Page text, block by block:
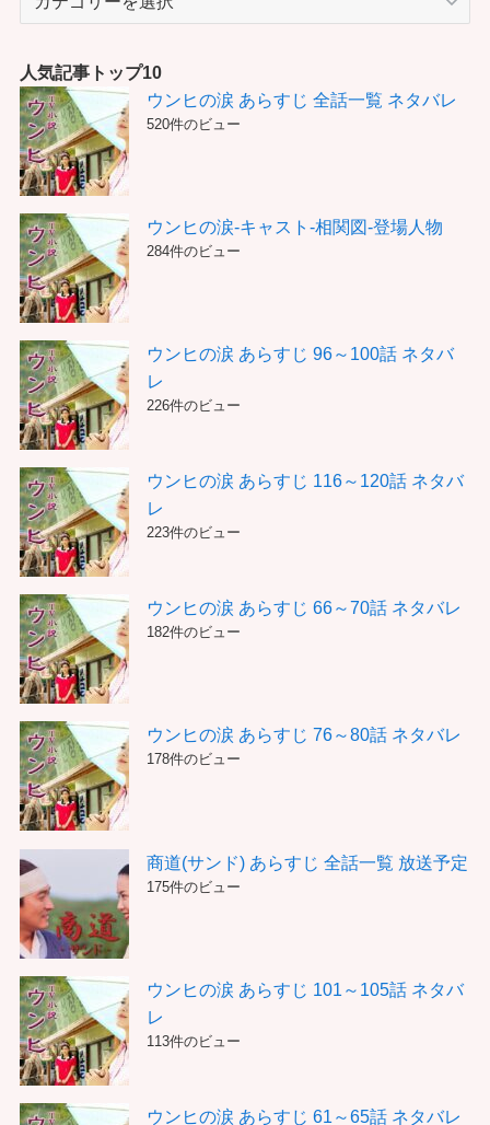
リ
ー
人気記事トップ10
ウンヒの涙 あらすじ 全話一覧 ネタバレ
520件のビュー
ウンヒの涙-キャスト-相関図-登場人物
284件のビュー
ウンヒの涙 あらすじ 96～100話 ネタバ
レ
226件のビュー
ウンヒの涙 あらすじ 116～120話 ネタバ
レ
223件のビュー
ウンヒの涙 あらすじ 66～70話 ネタバレ
182件のビュー
ウンヒの涙 あらすじ 76～80話 ネタバレ
178件のビュー
商道(サンド) あらすじ 全話一覧 放送予定
175件のビュー
ウンヒの涙 あらすじ 101～105話 ネタバ
レ
113件のビュー
ウンヒの涙 あらすじ 61～65話 ネタバレ